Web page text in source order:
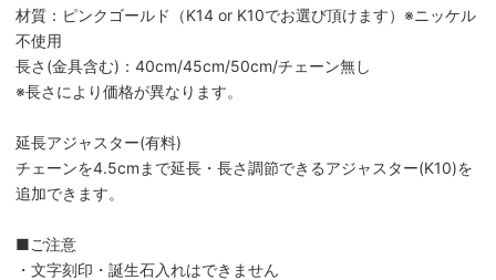
材質：ピンクゴールド（K14 or K10でお選び頂けます）※ニッケル
不使用
長さ(金具含む)：40cm/45cm/50cm/チェーン無し
※長さにより価格が異なります。
延長アジャスター(有料)
チェーンを4.5cmまで延長・長さ調節できるアジャスター(K10)を
追加できます。
■ご注意
・文字刻印・誕生石入れはできません